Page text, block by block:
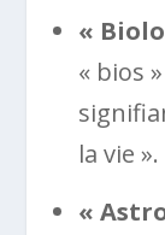
«
« bios
la vie ».
«